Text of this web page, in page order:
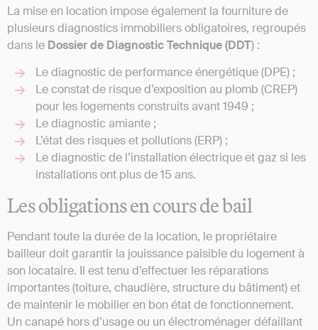
La mise en location impose également la fourniture de
plusieurs diagnostics immobiliers obligatoires, regroupés
dans le Dossier de Diagnostic Technique (DDT) :
Le diagnostic de performance énergétique (DPE) ;
Le constat de risque d’exposition au plomb (CREP)
pour les logements construits avant 1949 ;
Le diagnostic amiante ;
L’état des risques et pollutions (ERP) ;
Le diagnostic de l’installation électrique et gaz si les
installations ont plus de 15 ans.
Les obligations en cours de bail
Pendant toute la durée de la location, le propriétaire
bailleur doit garantir la jouissance paisible du logement à
son locataire. Il est tenu d’effectuer les réparations
importantes (toiture, chaudière, structure du bâtiment) et
de maintenir le mobilier en bon état de fonctionnement.
Un canapé hors d’usage ou un électroménager défaillant